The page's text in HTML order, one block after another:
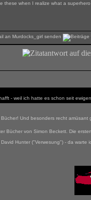
these when I realize what a superhero
- weil ich hatte es schon seit
Und besonders recht amüsant
Bücher von Simon Beckett. Die
Hunter ("Verwesung") - da warte